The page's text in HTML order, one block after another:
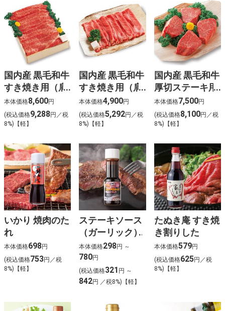
国内産 黒毛和牛
すき焼き用（肩
ロース）〈ご自
宅用〉
本体価格8,600円
(税込価格9,288円／税
8%)【軽】
国内産 黒毛和牛
すき焼き用（肩
ロース・バラ）
〈ご自宅用〉
本体価格4,900円
(税込価格5,292円／税
8%)【軽】
国内産 黒毛和牛
厚切ステーキ用
（モモ）〈ご自
宅用〉
本体価格7,500円
(税込価格8,100円／税
8%)【軽】
いかり 焼肉のた
れ
本体価格698円
(税込価格753円／税
8%)【軽】
ステーキソース
（ガーリック）
本体価格298円 ～
780円
(税込価格321 円 ～
842円 ／税8%)【軽】
たぬき庵 すき焼
き割りした
本体価格579円
(税込価格625円／税
8%)【軽】